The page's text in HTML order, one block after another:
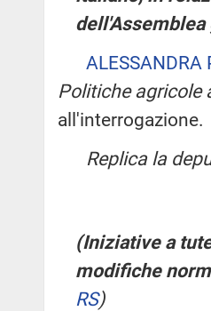
ALESSANDRA
Politiche agricole
all'interrogazione.
Replica la
(Iniziative a
modifiche
RS)